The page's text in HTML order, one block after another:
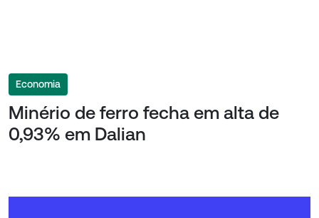
Economia
Minério de ferro fecha em alta de
0,93% em Dalian